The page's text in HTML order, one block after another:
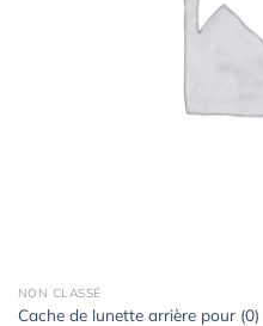
NON CLASSÉ
Cache de lunette arrière pour (0)